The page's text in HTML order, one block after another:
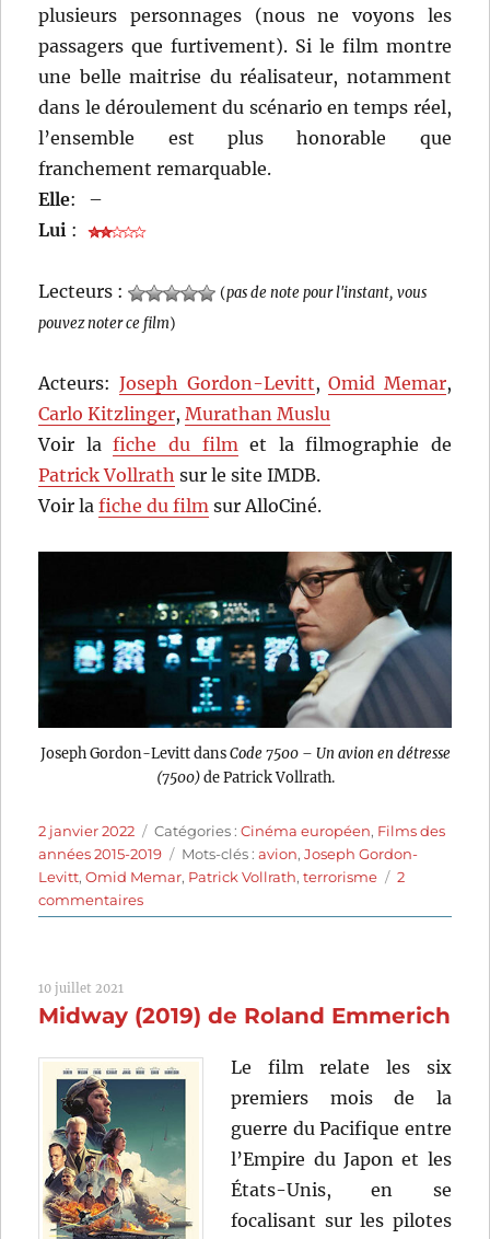
plusieurs personnages (nous ne voyons les
passagers que furtivement). Si le film montre
une belle maitrise du réalisateur, notamment
dans le déroulement du scénario en temps réel,
l’ensemble est plus honorable que
franchement remarquable.
Elle:
–
Lui :
Lecteurs : (pas de note pour l'instant, vous
pouvez noter ce film)
Acteurs: Joseph Gordon-Levitt,Omid Memar,
Carlo Kitzlinger,Murathan Muslu
Voir lafiche du filmet la filmographie de
Patrick Vollrath sur le site IMDB.
Voir lafiche du film sur AlloCiné.
Joseph Gordon-Levitt dansCode 7500 – Un avion en détresse
(7500)de Patrick Vollrath.
Publié
le
2 janvier 2022 Catégories
Catégories :Cinéma européen, Films des
années 2015-2019
Étiquettes
Mots-clés :avion,Joseph Gordon-
Levitt,Omid Memar, Patrick Vollrath,terrorisme
2
commentairessur
7500
Vollrath
10 juillet 2021
Midway (2019) de Roland Emmerich
Le film relate les six
premiers mois de la
guerre du Pacifique entre
l’Empire du Japon et les
États-Unis, en se
focalisant sur les pilotes